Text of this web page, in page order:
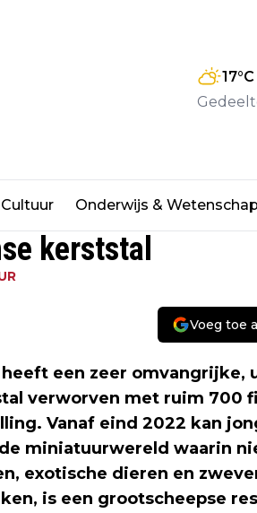
17°C
Onderwijs & Wetenschap
verwerft
kerststal
Voeg toe
een zeer omvangrijke,
verworven met ruim 700
Vanaf eind 2022 kan
miniatuurwereld waarin
exotische dieren en
is een grootscheepse